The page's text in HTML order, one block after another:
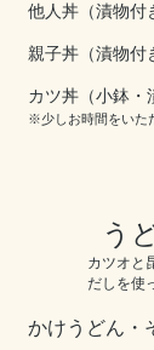
他人丼（漬物付
親子丼（漬物付
カツ丼（小鉢・
※少しお時間をいた
う
カツオと
だしを使
かけうどん・